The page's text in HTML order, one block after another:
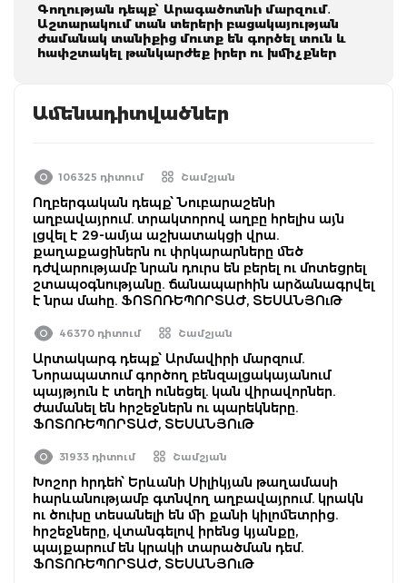
Գողության դեպք՝ Արագածոտնի մարզում․
Աշտարակում տան տերերի բացակայության
ժամանակ տանիքից մուտք են գործել տուն և
հափշտակել թանկարժեք իրեր ու խմիչքներ
Ամենադիտվածներ
106325 դիտում Շամշյան
Ողբերգական դեպք՝ Նուբարաշենի
աղբավայրում. տրակտորով աղբը հրելիս այն
լցվել է 29-ամյա աշխատակցի վրա.
քաղաքացիներն ու փրկարարները մեծ
դժվարությամբ նրան դուրս են բերել ու մոտեցրել
շտապօգնությանը. ճանապարհին արձանագրվել
է նրա մահը. ՖՈՏՈՌԵՊՈՐՏԱԺ, ՏԵՍԱՆՅՈւԹ
46370 դիտում Շամշյան
Արտակարգ դեպք՝ Արմավիրի մարզում.
Նորապատում գործող բենզալցակայանում
պայթյուն է տեղի ունեցել. կան վիրավորներ.
ժամանել են հրշեջներն ու պարեկները.
ՖՈՏՈՌԵՊՈՐՏԱԺ, ՏԵՍԱՆՅՈւԹ
31933 դիտում Շամշյան
Խոշոր հրդեհ՝ Երևանի Սիլիկյան թաղամասի
հարևանությամբ գտնվող աղբավայրում. կրակն
ու ծուխը տեսանելի են մի քանի կիլոմետրից.
հրշեջները, վտանգելով իրենց կյանքը,
պայքարում են կրակի տարածման դեմ.
ՖՈՏՈՌԵՊՈՐՏԱԺ, ՏԵՍԱՆՅՈւԹ